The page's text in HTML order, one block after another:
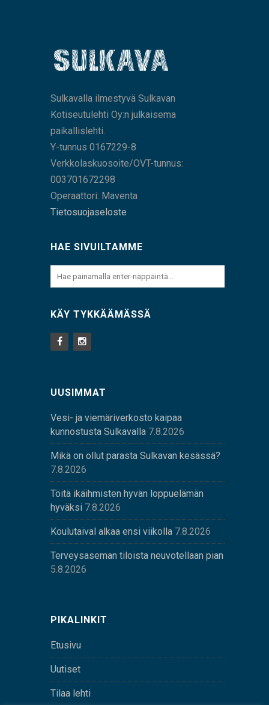
Sulkavalla ilmestyvä Sulkavan
Kotiseutulehti Oy:n julkaisema
paikallislehti.
Y-tunnus 0167229-8
Verkkolaskuosoite/OVT-tunnus:
003701672298
Operaattori: Maventa
Tietosuojaseloste
HAE SIVUILTAMME
KÄY TYKKÄÄMÄSSÄ
UUSIMMAT
Vesi- ja viemäriverkosto kaipaa
kunnostusta Sulkavalla 7.8.2026
Mikä on ollut parasta Sulkavan kesässä?
7.8.2026
Töitä ikäihmisten hyvän loppuelämän
hyväksi 7.8.2026
Koulutaival alkaa ensi viikolla 7.8.2026
Terveysaseman tiloista neuvotellaan pian
5.8.2026
PIKALINKIT
Etusivu
Uutiset
Tilaa lehti